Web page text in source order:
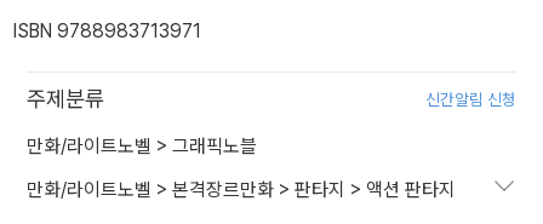
ISBN 9788983713971
주제분류 신간알림 신청
만화/라이트노벨 > 그래픽노블
만화/라이트노벨 > 본격장르만화 > 판타지 > 액션 판타지